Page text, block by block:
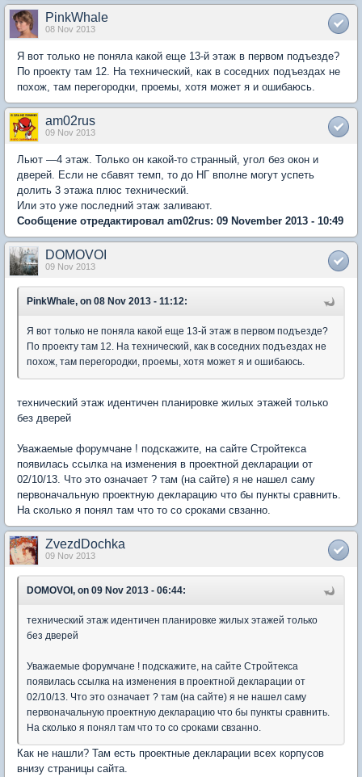
PinkWhale
08 Nov 2013
Я вот только не поняла какой еще 13-й этаж в первом подъезде?
По проекту там 12. На технический, как в соседних подъездах не
похож, там перегородки, проемы, хотя может я и ошибаюсь.
am02rus
09 Nov 2013
Льют —4 этаж. Только он какой-то странный, угол без окон и
дверей. Если не сбавят темп, то до НГ вполне могут успеть
долить 3 этажа плюс технический.
Или это уже последний этаж заливают.
Сообщение отредактировал am02rus: 09 November 2013 - 10:49
DOMOVOI
09 Nov 2013
PinkWhale, on 08 Nov 2013 - 11:12:
Я вот только не поняла какой еще 13-й этаж в первом подъезде?
По проекту там 12. На технический, как в соседних подъездах не
похож, там перегородки, проемы, хотя может я и ошибаюсь.
технический этаж идентичен планировке жилых этажей только
без дверей
Уважаемые форумчане ! подскажите, на сайте Стройтекса
появилась ссылка на изменения в проектной декларации от
02/10/13. Что это означает ? там (на сайте) я не нашел саму
первоначальную проектную декларацию что бы пункты сравнить.
На сколько я понял там что то со сроками свзанно.
ZvezdDochka
09 Nov 2013
DOMOVOI, on 09 Nov 2013 - 06:44:
технический этаж идентичен планировке жилых этажей только
без дверей
Уважаемые форумчане ! подскажите, на сайте Стройтекса
появилась ссылка на изменения в проектной декларации от
02/10/13. Что это означает ? там (на сайте) я не нашел саму
первоначальную проектную декларацию что бы пункты сравнить.
На сколько я понял там что то со сроками свзанно.
Как не нашли? Там есть проектные декларации всех корпусов
внизу страницы сайта.